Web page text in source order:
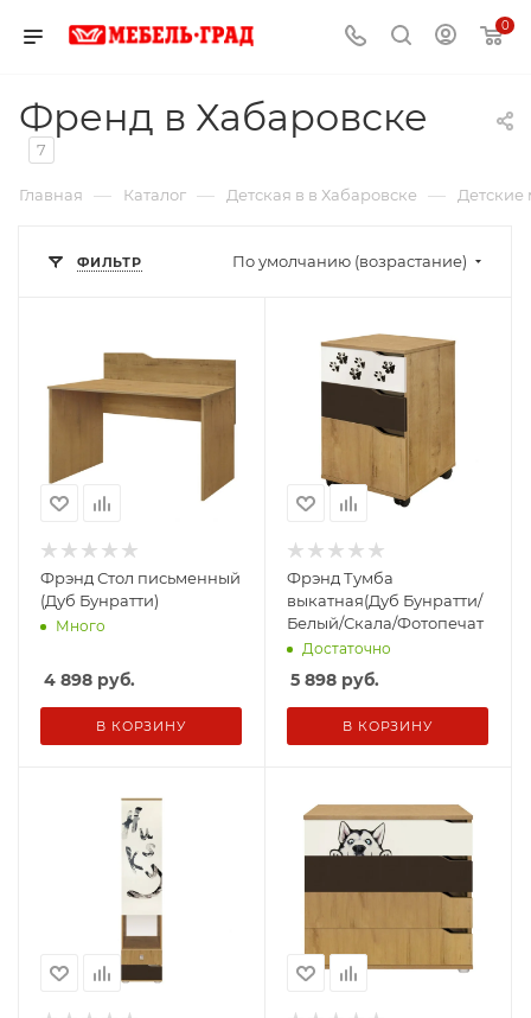
0
Френд в Хабаровске
7
Главная — Каталог — Детская в в Хабаровске — Детские
ФИЛЬТР По умолчанию (возрастание)
Фрэнд Стол письменный
(Дуб Бунратти)
Много
4 898 руб.
В КОРЗИНУ
Фрэнд Тумба
выкатная(Дуб Бунратти/
Белый/Скала/Фотопечат
Достаточно
5 898 руб.
В КОРЗИНУ